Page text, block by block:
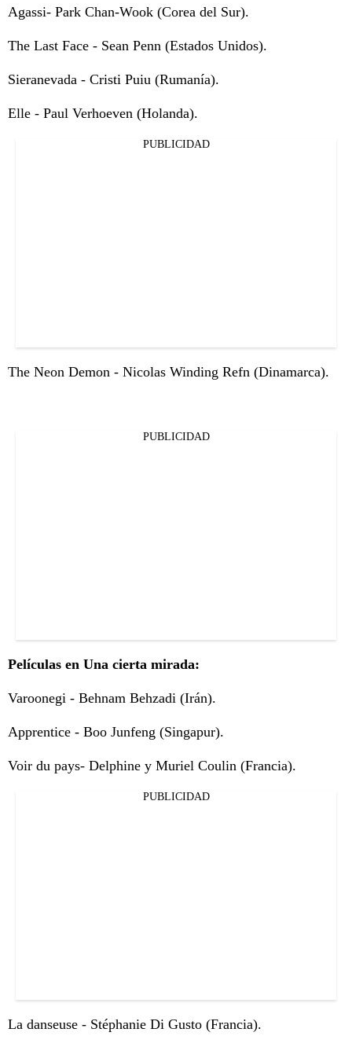
Agassi- Park Chan-Wook (Corea del Sur).
The Last Face - Sean Penn (Estados Unidos).
Sieranevada - Cristi Puiu (Rumanía).
Elle - Paul Verhoeven (Holanda).
PUBLICIDAD
The Neon Demon - Nicolas Winding Refn (Dinamarca).
PUBLICIDAD
Películas en Una cierta mirada:
Varoonegi - Behnam Behzadi (Irán).
Apprentice - Boo Junfeng (Singapur).
Voir du pays- Delphine y Muriel Coulin (Francia).
PUBLICIDAD
La danseuse - Stéphanie Di Gusto (Francia).